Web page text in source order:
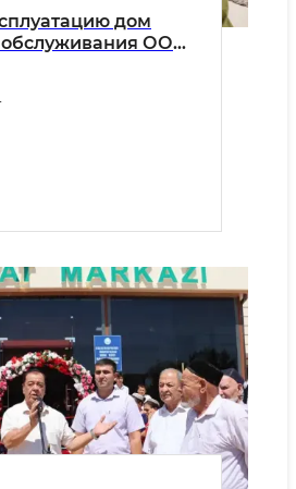
дом
обслуживания ООО